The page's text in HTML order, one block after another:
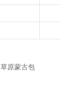
草原蒙古包